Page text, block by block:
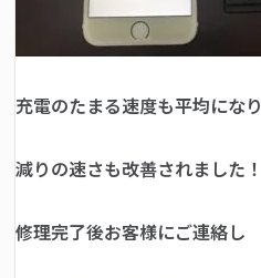
充電のたまる速度も平均になり
減りの速さも改善されました！
修理完了後お客様にご連絡し